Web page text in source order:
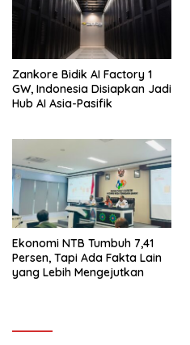
Zankore Bidik AI Factory 1
GW, Indonesia Disiapkan Jadi
Hub AI Asia-Pasifik
Ekonomi NTB Tumbuh 7,41
Persen, Tapi Ada Fakta Lain
yang Lebih Mengejutkan